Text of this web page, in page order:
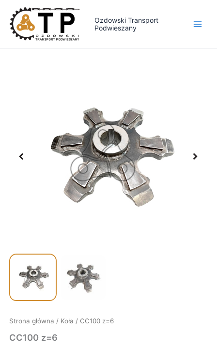
treści
Ozdowski Transport
Podwieszany
Strona główna / Koła / CC100 z=6
CC100 z=6